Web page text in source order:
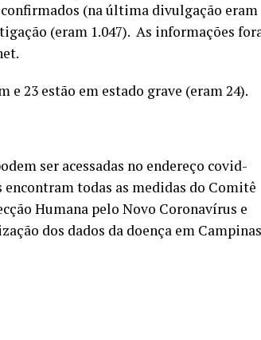
(na última divulgação eram
(eram 1.047). As informações
23 estão em estado grave (eram 24).
ser acessadas no endereço covid-
encontram todas as medidas do Comitê
Humana pelo Novo Coronavírus e
dos dados da doença em